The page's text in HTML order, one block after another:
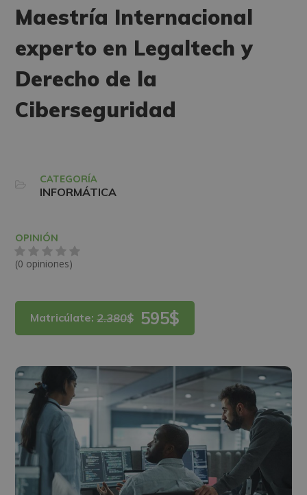
Maestría Internacional
experto en Legaltech y
Derecho de la
Ciberseguridad
CATEGORÍA
INFORMÁTICA
OPINIÓN
(0 opiniones)
Matricúlate:2.380$ 595$